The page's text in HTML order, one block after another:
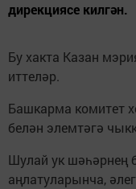
дирекциясе килгән.
Бу хакта Казан
иттеләр.
Башкарма комитет
белән элемтәгә
Шулай ук шәһәрнең
аңлатуларынча,